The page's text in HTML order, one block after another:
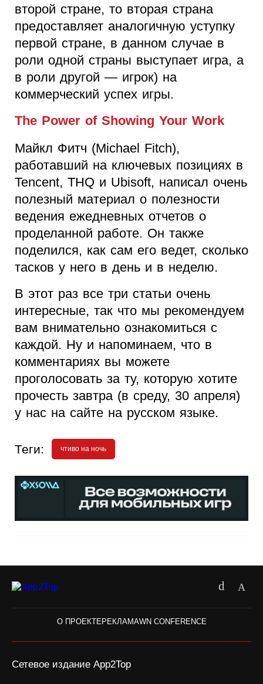
второй стране, то вторая страна
предоставляет аналогичную уступку
первой стране, в данном случае в
роли одной страны выступает игра, а
в роли другой — игрок) на
коммерческий успех игры.
The Power of Showing Your Work
Майкл Фитч (Michael Fitch),
работавший на ключевых позициях в
Tencent, THQ и Ubisoft, написал очень
полезный материал о полезности
ведения ежедневных отчетов о
проделанной работе. Он также
поделился, как сам его ведет, сколько
тасков у него в день и в неделю.
В этот раз все три статьи очень
интересные, так что мы рекомендуем
вам внимательно ознакомиться с
каждой. Ну и напоминаем, что в
комментариях вы можете
проголосовать за ту, которую хотите
прочесть завтра (в среду, 30 апреля)
у нас на сайте на русском языке.
Теги: чтиво на ночь
О ПРОЕКТЕРЕКЛАМАWN CONFERENCE
Сетевое издание App2Top